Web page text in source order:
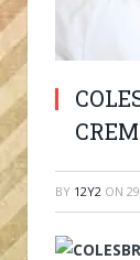
BY 12Y2 ON